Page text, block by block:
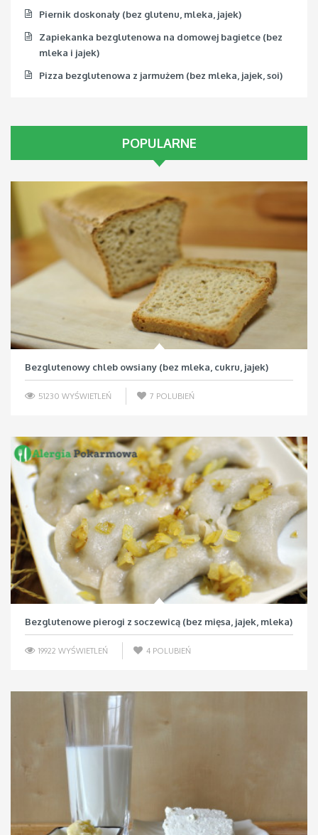
Piernik doskonały (bez glutenu, mleka, jajek)
Zapiekanka bezglutenowa na domowej bagietce (bez
mleka i jajek)
Pizza bezglutenowa z jarmużem (bez mleka, jajek, soi)
POPULARNE
Bezglutenowy chleb owsiany (bez mleka, cukru, jajek)
51230 WYŚWIETLEŃ 7 POLUBIEŃ
Bezglutenowe pierogi z soczewicą (bez mięsa, jajek, mleka)
19922 WYŚWIETLEŃ 4 POLUBIEŃ